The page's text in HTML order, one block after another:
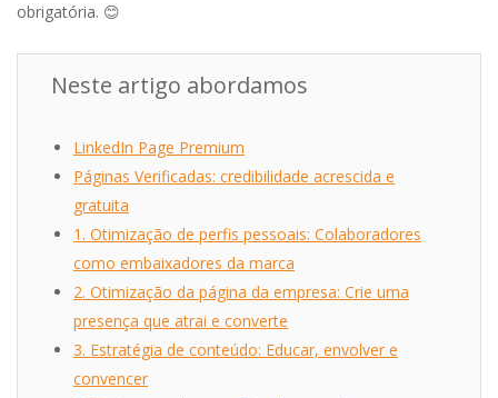
obrigatória. 😊
Neste artigo abordamos
LinkedIn Page Premium
Páginas Verificadas: credibilidade acrescida e
gratuita
1. Otimização de perfis pessoais: Colaboradores
como embaixadores da marca
2. Otimização da página da empresa: Crie uma
presença que atrai e converte
3. Estratégia de conteúdo: Educar, envolver e
convencer